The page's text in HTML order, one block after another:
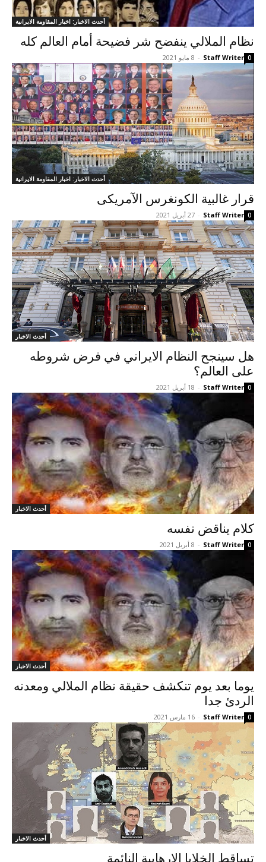
أحدث الاخبار: اخبار المقاومة الايرانية
نظام الملالي ينفضح شر فضيحة أمام العالم کله
Staff Writer
- 8 مايو 2021 0
أحدث الاخبار: اخبار المقاومة الايرانية
قرار غالبية الکونغرس الآمریکی
Staff Writer
- 27 أبريل 2021 0
أحدث الاخبار
هل سينجح النظام الايراني في فرض شروطه
على العالم؟
Staff Writer
- 18 أبريل 2021 0
أحدث الاخبار
کلام يناقض نفسه
Staff Writer
- 8 أبريل 2021 0
أحدث الاخبار
يوما بعد يوم تنکشف حقيقة نظام الملالي ومعدنه
الردئ جدا
Staff Writer
- 16 مارس 2021 0
أحدث الاخبار
تساقط الخلايا الإرهابية النائمة